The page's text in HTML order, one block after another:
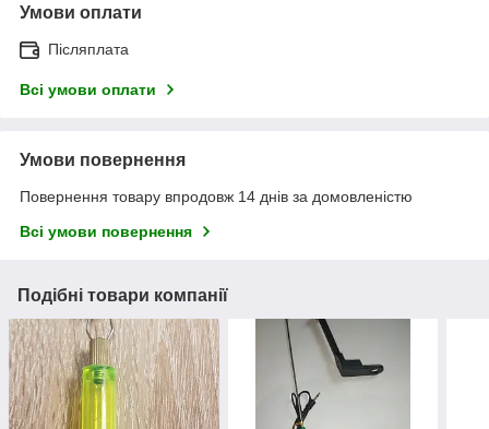
Умови оплати
Післяплата
Всі умови оплати
Умови повернення
Повернення товару впродовж 14 днів за домовленістю
Всі умови повернення
Подібні товари компанії